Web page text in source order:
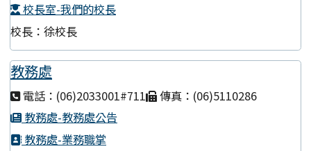
校長室-我們的校長
校長：徐校長
教務處
電話：(06)2033001#711
傳真：(06)5110286
教務處-教務處公告
教務處-業務職掌